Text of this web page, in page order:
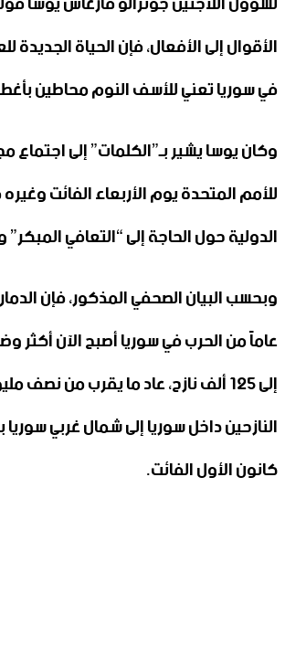
الأقوال إلى الأفعال، فإن الحياة الجديدة
في سوريا تعني للأسف النوم محاطين
وكان يوسا يشير بـ”الكلمات” إلى اجتماع
للأمم المتحدة يوم الأربعاء الفائت
الدولية حول الحاجة إلى “التعافي المبكر”
عاماً من الحرب في سوريا أصبح الآن أكثر
إلى 125 ألف نازح، عاد ما يقرب من
النازحين داخل سوريا إلى شمال غربي
كانون الأول الفائت.